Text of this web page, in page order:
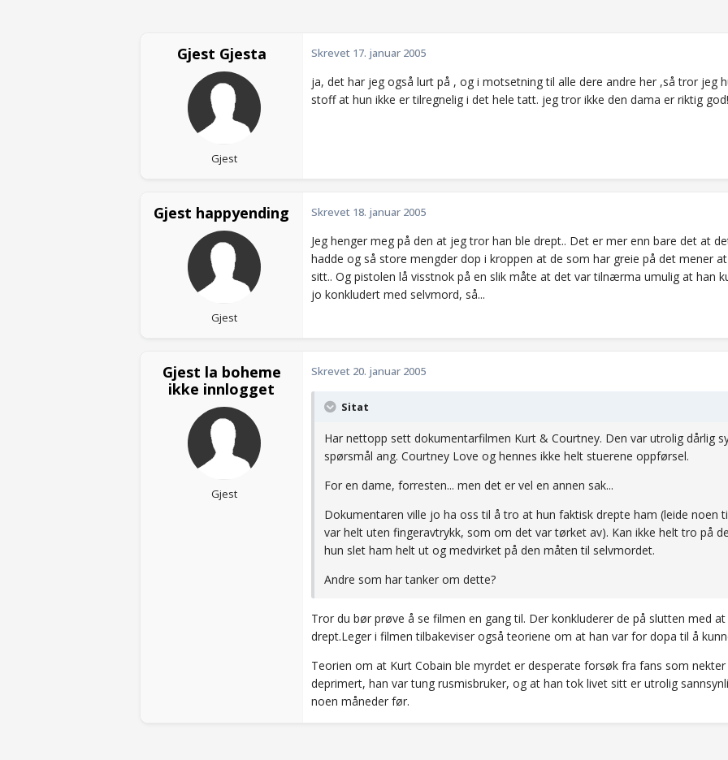
Gjest Gjesta
Gjest
Skrevet 17. januar 2005
ja, det har jeg også lurt på , og i motsetning til alle dere andre her ,så tror jeg
stoff at hun ikke er tilregnelig i det hele tatt. jeg tror ikke den dama er riktig
Gjest happyending
Gjest
Skrevet 18. januar 2005
Jeg henger meg på den at jeg tror han ble drept.. Det er mer enn bare det at
hadde og så store mengder dop i kroppen at de som har greie på det mener
sitt.. Og pistolen lå visstnok på en slik måte at det var tilnærma umulig at han
jo konkludert med selvmord, så...
Gjest la boheme
ikke innlogget
Gjest
Skrevet 20. januar 2005
Sitat
Har nettopp sett dokumentarfilmen Kurt & Courtney. Den var utrolig dårlig
spørsmål ang. Courtney Love og hennes ikke helt stuerene oppførsel.
For en dame, forresten... men det er vel en annen sak...
Dokumentaren ville jo ha oss til å tro at hun faktisk drepte ham (leide noen
var helt uten fingeravtrykk, som om det var tørket av). Kan ikke helt tro på
hun slet ham helt ut og medvirket på den måten til selvmordet.
Andre som har tanker om dette?
Tror du bør prøve å se filmen en gang til. Der konkluderer de på slutten med
drept.Leger i filmen tilbakeviser også teoriene om at han var for dopa til å
Teorien om at Kurt Cobain ble myrdet er desperate forsøk fra fans som
deprimert, han var tung rusmisbruker, og at han tok livet sitt er utrolig
noen måneder før.